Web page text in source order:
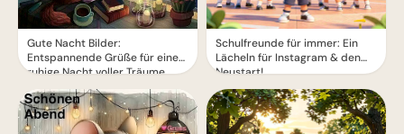
Gute Nacht Bilder:
Entspannende Grüße für eine
ruhige Nacht voller Träume
Schulfreunde für immer: Ein
Lächeln für Instagram & den
Neustart!